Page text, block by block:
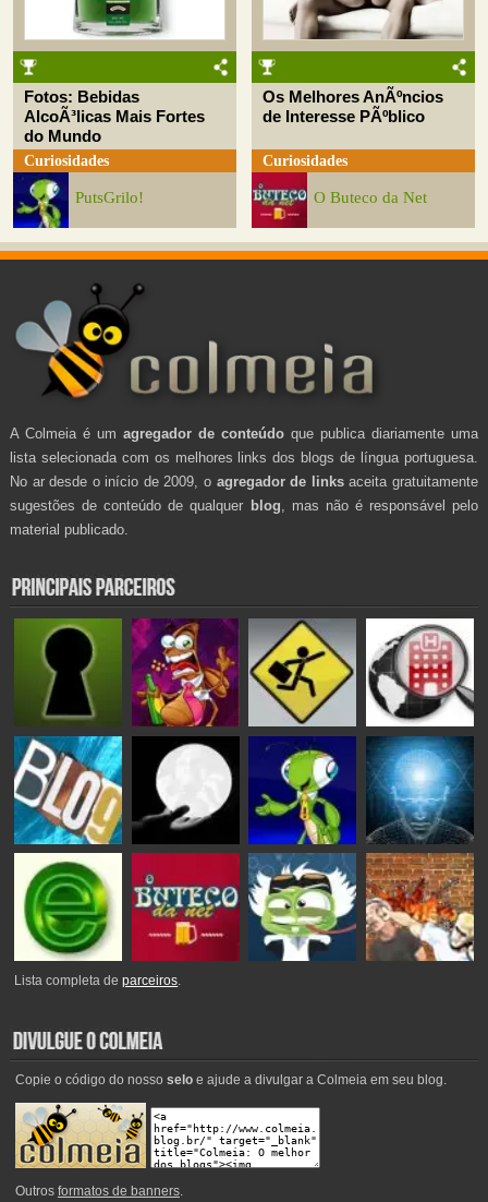
Fotos: Bebidas
AlcoÃ³licas Mais Fortes
do Mundo
Curiosidades
PutsGrilo!
Os Melhores AnÃºncios
de Interesse PÃºblico
Curiosidades
O Buteco da Net
A Colmeia é um agregador de conteúdo que publica diariamente uma
lista selecionada com os melhores links dos blogs de língua portuguesa.
No ar desde o início de 2009, o agregador de linksaceita gratuitamente
sugestões de conteúdo de qualquer blog , mas não é responsável pelo
material publicado.
Lista completa deparceiros.
Copie o código do nosso seloe ajude a divulgar a Colmeia em seu blog.
Outros formatos de banners.